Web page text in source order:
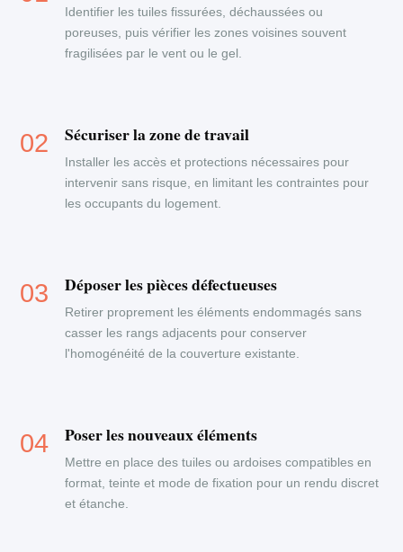
Identifier les tuiles fissurées, déchaussées ou
poreuses, puis vérifier les zones voisines souvent
fragilisées par le vent ou le gel.
Sécuriser la zone de travail
Installer les accès et protections nécessaires pour
intervenir sans risque, en limitant les contraintes pour
les occupants du logement.
Déposer les pièces défectueuses
Retirer proprement les éléments endommagés sans
casser les rangs adjacents pour conserver
l'homogénéité de la couverture existante.
Poser les nouveaux éléments
Mettre en place des tuiles ou ardoises compatibles en
format, teinte et mode de fixation pour un rendu discret
et étanche.